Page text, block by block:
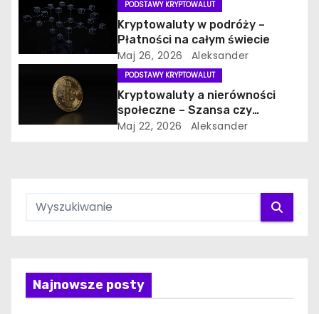
PODSTAWY KRYPTOWALUT
Kryptowaluty w podróży –
Płatności na całym świecie
Maj 26, 2026 Aleksander
PODSTAWY KRYPTOWALUT
Kryptowaluty a nierówności
społeczne – Szansa czy
zagrożenie?
Maj 22, 2026 Aleksander
Najnowsze posty